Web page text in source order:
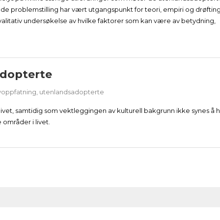
problemstilling har vært utgangspunkt for teori, empiri og
undersøkelse av hvilke faktorer som kan være av betydning,
utenlandsadopterte
samtidig som vektleggingen av kulturell bakgrunn ikke synes å
i livet.